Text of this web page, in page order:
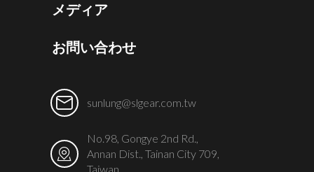
メディア
お問い合わせ
sunlung@slgear.com.tw
No.98, Gongye 2nd Rd.,
Annan Dist., Tainan City 709,
Taiwan